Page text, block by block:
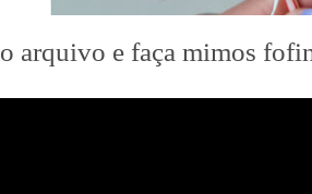
arquivo e faça mimos